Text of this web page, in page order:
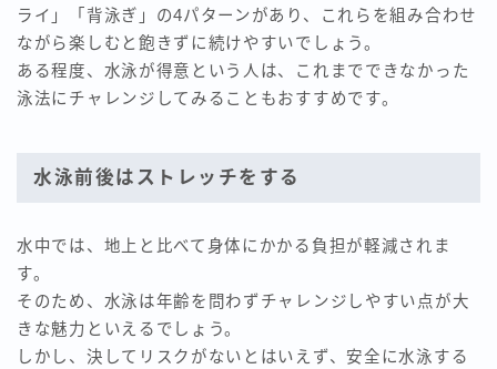
ライ」「背泳ぎ」の4パターンがあり、これらを組み合わせ
ながら楽しむと飽きずに続けやすいでしょう。
ある程度、水泳が得意という人は、これまでできなかった
泳法にチャレンジしてみることもおすすめです。
水泳前後はストレッチをする
水中では、地上と比べて身体にかかる負担が軽減されま
す。
そのため、水泳は年齢を問わずチャレンジしやすい点が大
きな魅力といえるでしょう。
しかし、決してリスクがないとはいえず、安全に水泳する